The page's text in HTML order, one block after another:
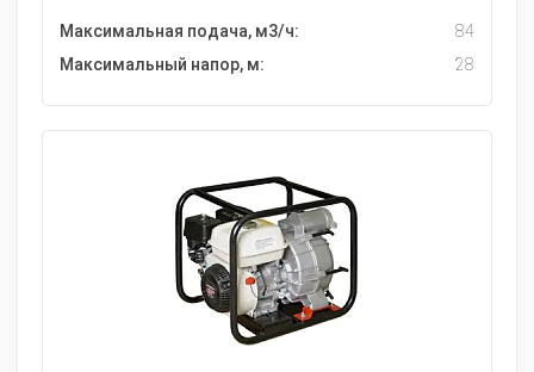
Максимальная подача, м3/ч:
84
Максимальный напор, м:
28